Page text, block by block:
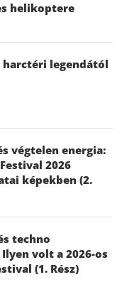
helikoptere
harctéri legendától
végtelen energia:
2026
képekben (2.
techno
volt a 2026-os
(1. Rész)